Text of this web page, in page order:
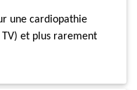
une cardiopathie
et plus rarement